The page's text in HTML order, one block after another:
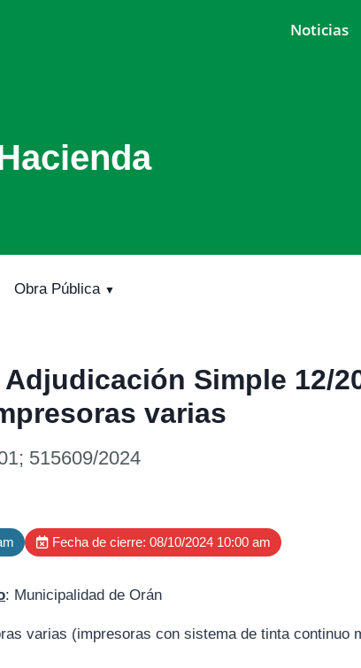
Noticias
Obra Pública
Simple 12/
varias
515609/2024
Fecha de cierre: 08/10/2024 10:00 am
: Municipalidad de Orán
varias (impresoras con sistema de tinta continuo